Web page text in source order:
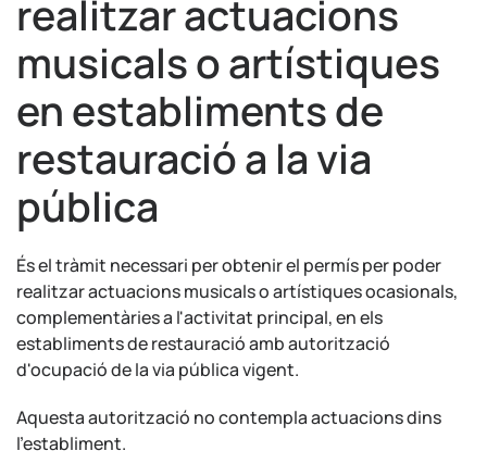
realitzar actuacions
musicals o artístiques
en establiments de
restauració a la via
pública
És el tràmit necessari per obtenir el permís per poder
realitzar actuacions musicals o artístiques ocasionals,
complementàries a l'activitat principal, en els
establiments de restauració amb autorització
d'ocupació de la via pública vigent.
Aquesta autorització no contempla actuacions dins
l'establiment.